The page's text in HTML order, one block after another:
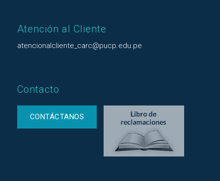
Atención al Cliente
atencionalcliente_carc@pucp.edu.pe
Contacto
CONTÁCTANOS